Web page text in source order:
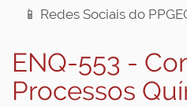
📱 Redes Sociais do
ENQ-553 -
Processos